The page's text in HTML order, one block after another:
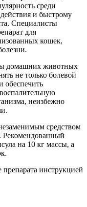
среди
и быстрому
Специалисты
для
кошек,
домашних животных
не только болевой
обеспечить
неизбежно
средством
Рекомендованный
на 10 кг массы, а
инструкцией